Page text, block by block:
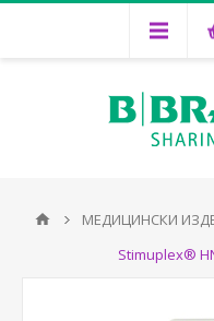
МЕДИЦИНСКИ
Stimuplex®